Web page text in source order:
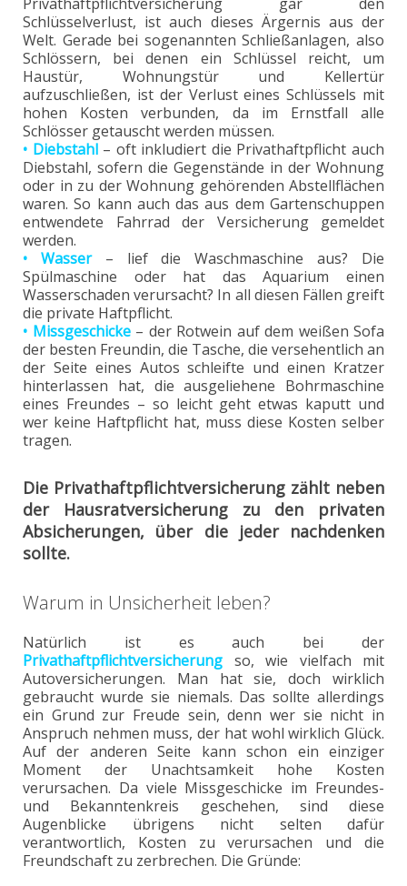
Schlüsselverlust, ist auch dieses Ärgernis aus der
Welt. Gerade bei sogenannten Schließanlagen, also
Schlössern, bei denen ein Schlüssel reicht, um
Haustür, Wohnungstür und Kellertür
aufzuschließen, ist der Verlust eines Schlüssels mit
hohen Kosten verbunden, da im Ernstfall alle
Schlösser getauscht werden müssen.
• Diebstahl– oft inkludiert die Privathaftpflicht auch
Diebstahl, sofern die Gegenstände in der Wohnung
oder in zu der Wohnung gehörenden Abstellflächen
waren. So kann auch das aus dem Gartenschuppen
entwendete Fahrrad der Versicherung gemeldet
werden.
• Wasser– lief die Waschmaschine aus? Die
Spülmaschine oder hat das Aquarium einen
Wasserschaden verursacht? In all diesen Fällen greift
die private Haftpflicht.
• Missgeschicke– der Rotwein auf dem weißen Sofa
der besten Freundin, die Tasche, die versehentlich an
der Seite eines Autos schleifte und einen Kratzer
hinterlassen hat, die ausgeliehene Bohrmaschine
eines Freundes – so leicht geht etwas kaputt und
wer keine Haftpflicht hat, muss diese Kosten selber
tragen.
Die Privathaftpflichtversicherung zählt neben
der Hausratversicherung zu den privaten
Absicherungen, über die jeder nachdenken
sollte.
Warum in Unsicherheit leben?
Natürlich ist es auch bei der
Privathaftpflichtversicherung so, wie vielfach mit
Autoversicherungen. Man hat sie, doch wirklich
gebraucht wurde sie niemals. Das sollte allerdings
ein Grund zur Freude sein, denn wer sie nicht in
Anspruch nehmen muss, der hat wohl wirklich Glück.
Auf der anderen Seite kann schon ein einziger
Moment der Unachtsamkeit hohe Kosten
verursachen. Da viele Missgeschicke im Freundes-
und Bekanntenkreis geschehen, sind diese
Augenblicke übrigens nicht selten dafür
verantwortlich, Kosten zu verursachen und die
Freundschaft zu zerbrechen. Die Gründe: